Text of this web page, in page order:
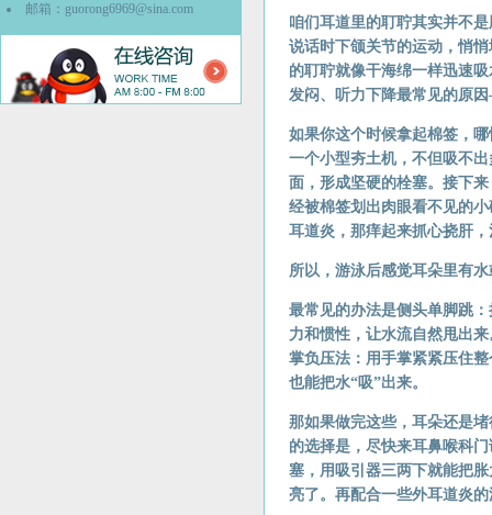
邮箱： guorong6969@sina.com
咱们耳道里的耵聍其实并不
说话时下颌关节的运动，悄
的耵聍就像干海绵一样迅速
发闷、听力下降最常见的原
如果你这个时候拿起棉签，
一个小型夯土机，不但吸不
面，形成坚硬的栓塞。接下
经被棉签划出肉眼看不见的
耳道炎，那痒起来抓心挠肝
所以，游泳后感觉耳朵里有
最常见的办法是侧头单脚跳
力和惯性，让水流自然甩出
掌负压法：用手掌紧紧压住
也能把水“吸”出来。
那如果做完这些，耳朵还是
的选择是，尽快来耳鼻喉科
塞，用吸引器三两下就能把
亮了。再配合一些外耳道炎